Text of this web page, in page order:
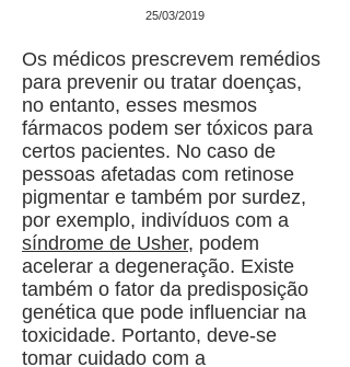
25/03/2019
Os médicos prescrevem remédios
para prevenir ou tratar doenças,
no entanto, esses mesmos
fármacos podem ser tóxicos para
certos pacientes. No caso de
pessoas afetadas com retinose
pigmentar e também por surdez,
por exemplo, indivíduos com a
síndrome de Usher, podem
acelerar a degeneração. Existe
também o fator da predisposição
genética que pode influenciar na
toxicidade. Portanto, deve-se
tomar cuidado com a